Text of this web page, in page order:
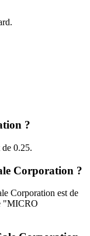
?
0.25.
Corporation ?
Corporation est de
"MICRO